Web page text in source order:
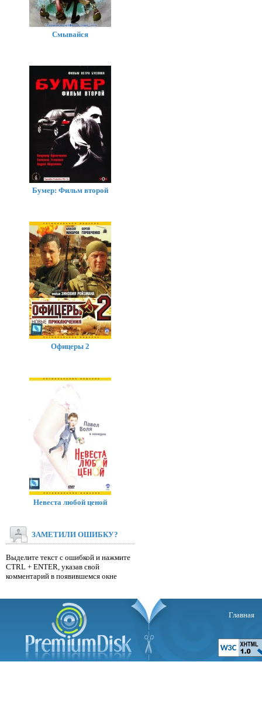
Смывайся
Бумер: Фильм второй
Офицеры 2
Невеста любой ценой
ЗАМЕТИЛИ ОШИБКУ?
Выделите текст с ошибкой и нажмите
CTRL + ENTER, указав свой
комментарий в появившемся окне
Главная